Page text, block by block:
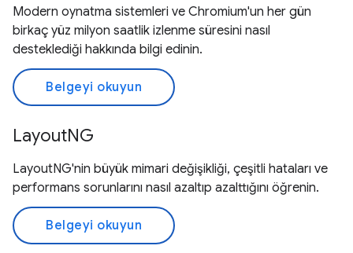
Modern oynatma sistemleri ve Chromium'un her gün
birkaç yüz milyon saatlik izlenme süresini nasıl
desteklediği hakkında bilgi edinin.
Belgeyi okuyun
LayoutNG
LayoutNG'nin büyük mimari değişikliği, çeşitli hataları ve
performans sorunlarını nasıl azaltıp azalttığını öğrenin.
Belgeyi okuyun